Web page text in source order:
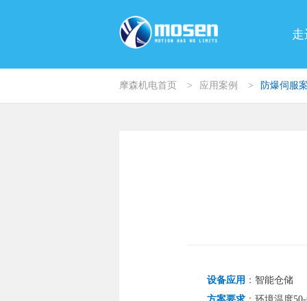
摩森机电首页 > 应用案例 > 防爆伺服
设备应用 ： 智能仓储